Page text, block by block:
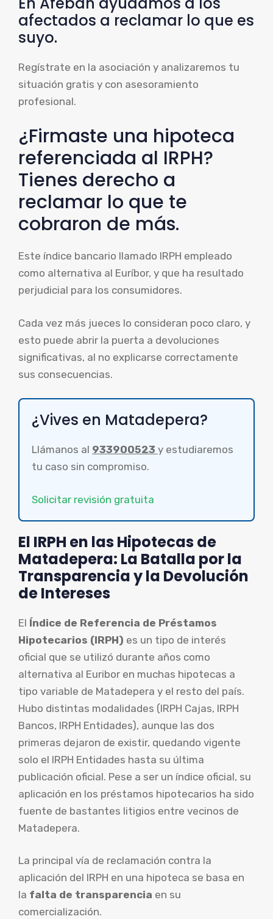
afectados a reclamar lo que es
suyo.
Regístrate en la asociación y analizaremos tu
situación gratis y con asesoramiento
profesional.
¿Firmaste una hipoteca
referenciada al IRPH?
Tienes derecho a
reclamar lo que te
cobraron de más.
Este índice bancario llamado IRPH empleado
como alternativa al Euríbor, y que ha resultado
perjudicial para los consumidores.
Cada vez más jueces lo consideran poco claro, y
esto puede abrir la puerta a devoluciones
significativas, al no explicarse correctamente
sus consecuencias.
¿Vives en Matadepera?
Llámanos al 933900523 y estudiaremos
tu caso sin compromiso.
Solicitar revisión gratuita
El IRPH en las Hipotecas de
Matadepera: La Batalla por la
Transparencia y la Devolución
de Intereses
El Índice de Referencia de Préstamos
Hipotecarios (IRPH) es un tipo de interés
oficial que se utilizó durante años como
alternativa al Euribor en muchas hipotecas a
tipo variable de Matadepera y el resto del país.
Hubo distintas modalidades (IRPH Cajas, IRPH
Bancos, IRPH Entidades), aunque las dos
primeras dejaron de existir, quedando vigente
solo el IRPH Entidades hasta su última
publicación oficial. Pese a ser un índice oficial, su
aplicación en los préstamos hipotecarios ha sido
fuente de bastantes litigios entre vecinos de
Matadepera.
La principal vía de reclamación contra la
aplicación del IRPH en una hipoteca se basa en
la falta de transparencia en su
comercialización.